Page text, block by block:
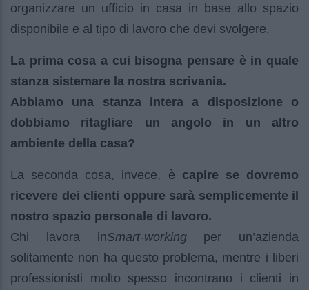
organizzare un ufficio in casa in base allo spazio
disponibile e al tipo di lavoro che devi svolgere.
La prima cosa a cui bisogna pensare è in quale
stanza sistemare la nostra scrivania.
Abbiamo una stanza intera a disposizione o
dobbiamo ritagliare un angolo in un altro
ambiente della casa?
La seconda cosa, invece, è capire se dovremo
ricevere dei clienti oppure sarà semplicemente il
nostro spazio personale di lavoro.
Chi lavora inSmart-workingper un’azienda
solitamente non ha questo problema, mentre i liberi
professionisti molto spesso incontrano i clienti in